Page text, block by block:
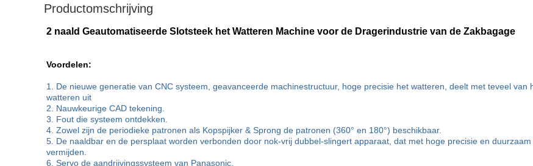
Productomschrijving
2 naald Geautomatiseerde Slotsteek het Watteren Machine voor de Dragerindustrie van de Zakbagage
Voordelen:
1. De nieuwe generatie van CNC systeem, geavanceerde machinestructuur, hoge precisie het watteren, deelt met teveel
watteren uit
2. Nauwkeurige CAD tekening.
3. Fout die systeem ontdekken.
4. Zowel zijn de periodieke patronen als Kopspijker & Sprong de patronen (360° en 180°) beschikbaar.
5. De naaldbar en de persplaat worden verbonden door nok-vrij dubbel-slingert apparaat, dat met hoge precisie en
vermijden.
6. Servo de aandrijvingssysteem van Panasonic.